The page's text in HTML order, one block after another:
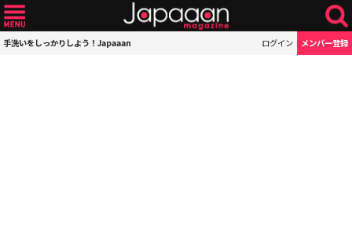
手洗いをしっかりしよう！Japaaan ログイン メンバー登録